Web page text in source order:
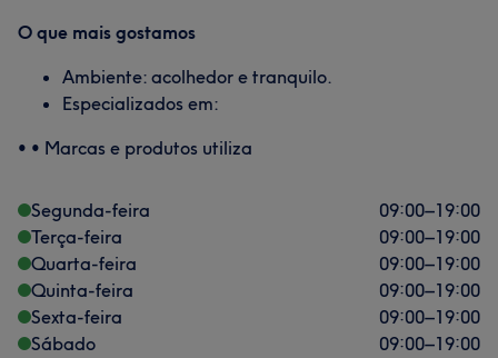
O que mais gostamos
Ambiente: acolhedor e tranquilo.
Especializados em:
• • Marcas e produtos utiliza
Segunda-feira 09:00–19:00
Terça-feira
09:00–19:00
Quarta-feira
09:00–19:00
Quinta-feira
09:00–19:00
Sexta-feira
09:00–19:00
Sábado
09:00–19:00